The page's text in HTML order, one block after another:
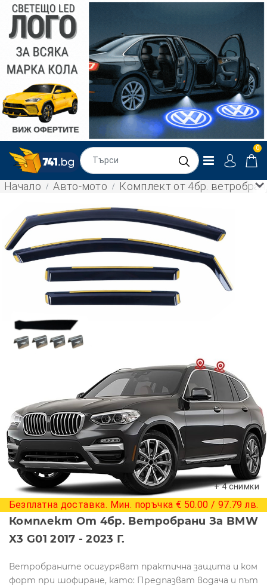
0
Начало Авто-мото Комплект от 4бр.
+ 4 снимки
Безплатна доставка. Мин. поръчка € 50.00 / 97.79 лв.
Комплект От 4бр. Ветробрани За BMW
X3 G01 2017 - 2023 Г.
Ветробраните осигуряват практична защита и ком
форт при шофиране, като: Предпазват водача и път